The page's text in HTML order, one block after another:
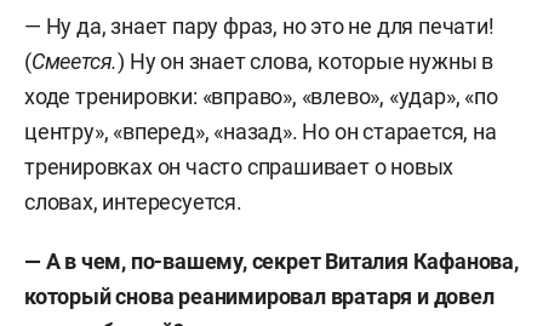
— Ну да, знает пару фраз, но это не для печати!
(Смеется.) Ну он знает слова, которые нужны в
ходе тренировки: «вправо», «влево», «удар», «по
центру», «вперед», «назад». Но он старается, на
тренировках он часто спрашивает о новых
словах, интересуется.
— А в чем, по-вашему, секрет Виталия Кафанова,
который снова реанимировал вратаря и довел